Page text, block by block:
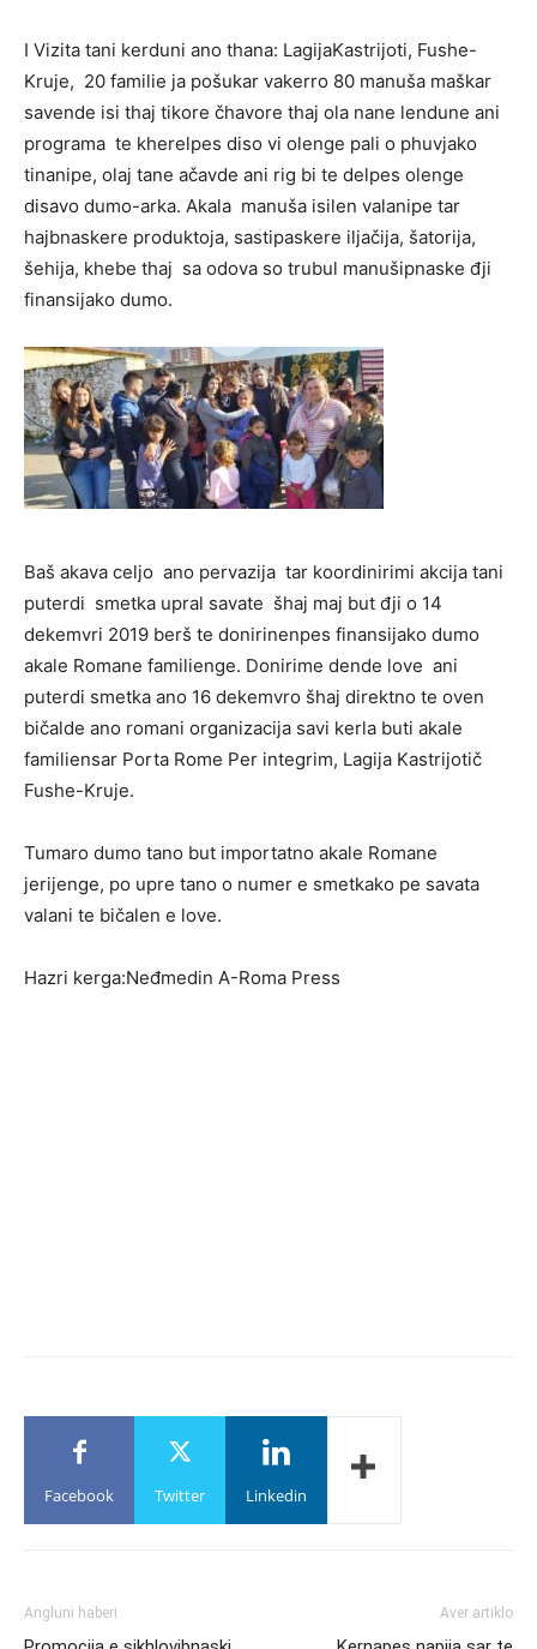
I Vizita tani kerduni ano thana: LagijaKastrijoti, Fushe-
Kruje, 20 familie ja pošukar vakerro 80 manuša maškar
savende isi thaj tikore čhavore thaj ola nane lendune ani
programa te kherelpes diso vi olenge pali o phuvjako
tinanipe, olaj tane ačavde ani rig bi te delpes olenge
disavo dumo-arka. Akala manuša isilen valanipe tar
hajbnaskere produktoja, sastipaskere iljačija, šatorija,
šehija, khebe thaj sa odova so trubul manušipnaske đji
finansijako dumo.
Baš akava celjo ano pervazija tar koordinirimi akcija tani
puterdi smetka upral savate šhaj maj but đji o 14
dekemvri 2019 berš te donirinenpes finansijako dumo
akale Romane familienge. Donirime dende love ani
puterdi smetka ano 16 dekemvro šhaj direktno te oven
bičalde ano romani organizacija savi kerla buti akale
familiensar Porta Rome Per integrim, Lagija Kastrijotič
Fushe-Kruje.
Tumaro dumo tano but importatno akale Romane
jerijenge, po upre tano o numer e smetkako pe savata
valani te bičalen e love.
Hazri kerga:Neđmedin A-Roma Press
Facebook Twitter Linkedin
Angluni haberi Aver artiklo